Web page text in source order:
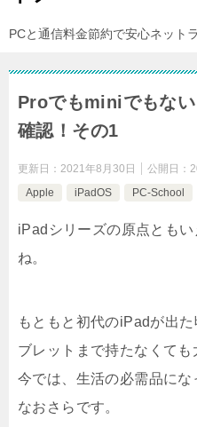
PCと通信料金節約で安心ネット
Proでもminiでもな
確認！その1
更新日： 2021年8月30日 公開日：
Apple
iPadOS PC-School
iPadシリーズの原点とも
ね。
もともと初代のiPadが出
ブレットまで持たなくて
今では、生活の必需品に
なおさらです。